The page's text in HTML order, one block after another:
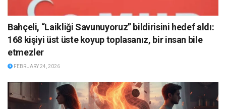
Bahçeli, “Laikliği Savunuyoruz” bildirisini hedef aldı:
168 kişiyi üst üste koyup toplasanız, bir insan bile
etmezler
FEBRUARY 24, 2026